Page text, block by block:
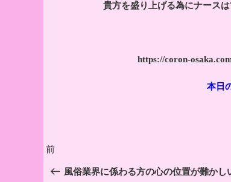
貴方を盛り上げる為にナース
https://coron-
本日
投
稿
前
投
前
風俗業界に係わる方の心の位置が難かし